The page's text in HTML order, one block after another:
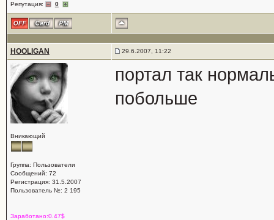
Репутация: 0
HOOLIGAN 29.6.2007, 11:22
Вникающий
Группа: Пользователи
Сообщений: 72
Регистрация: 31.5.2007
Пользователь №: 2 195
Заработано:0.47$
портал так
побольше